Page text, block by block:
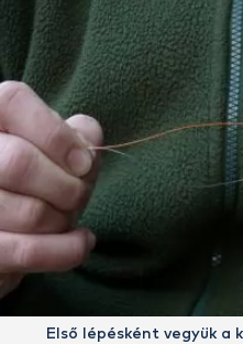
Első lépésként vegyük